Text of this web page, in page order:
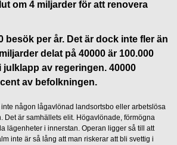
om 4 miljarder för att renovera
besök per år. Det är dock inte fler än
delat på 40000 är 100.000
av regeringen. 40000
av befolkningen.
någon lågavlönad landsortsbo eller arbetslösa
Det är samhällets elit. Högavlönade, förmögna
lägenheter i innerstan. Operan ligger så till att
inte är så lång att man riskerar att bli svettig i